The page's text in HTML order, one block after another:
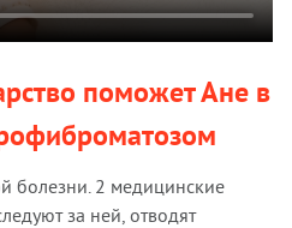
поможет Ане в
болезни. 2 медицинские
за ней, отводят